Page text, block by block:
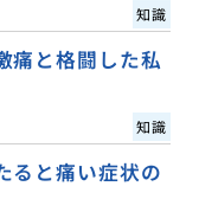
知識
痛と格闘した私
知識
ると痛い症状の